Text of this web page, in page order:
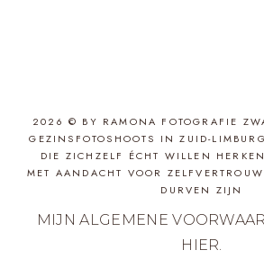
2026 © BY RAMONA FOTOGRAFIE
GEZINSFOTOSHOOTS IN ZUID-
DIE ZICHZELF ÉCHT WILLEN
MET AANDACHT VOOR
DURVEN ZIJN
MIJN ALGEMENE
HIER.